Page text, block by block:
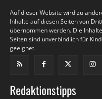
Auf dieser Website wird zu
Inhalte auf diesen Seiten von
übernommen werden. Die
Seiten sind unverbindlich für
geeignet.
Redaktionstipps